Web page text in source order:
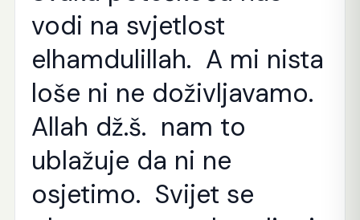
vodi na svjetlost
elhamdulillah. A mi nista
loše ni ne doživljavamo.
Allah dž.š. nam to
ublažuje da ni ne
osjetimo. Svijet se